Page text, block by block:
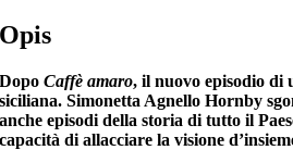
Opis
DopoCaffè amaro, il nuovo episodio di
siciliana. Simonetta Agnello Hornby
anche episodi della storia di tutto il
capacità di allacciare la visione